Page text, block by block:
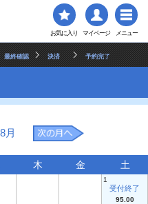
お気に入り マイページ メニュー
最終確認 決済 予約完了
月
木 金 土
1
受付終了
95.00